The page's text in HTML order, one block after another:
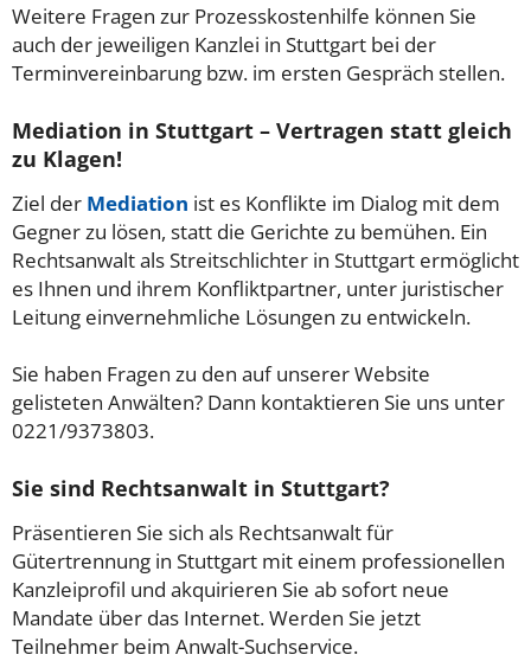
Weitere Fragen zur Prozesskostenhilfe können Sie
auch der jeweiligen Kanzlei in Stuttgart bei der
Terminvereinbarung bzw. im ersten Gespräch stellen.
Mediation in Stuttgart – Vertragen statt gleich
zu Klagen!
Ziel der Mediation ist es Konflikte im Dialog mit dem
Gegner zu lösen, statt die Gerichte zu bemühen. Ein
Rechtsanwalt als Streitschlichter in Stuttgart ermöglicht
es Ihnen und ihrem Konfliktpartner, unter juristischer
Leitung einvernehmliche Lösungen zu entwickeln.
Sie haben Fragen zu den auf unserer Website
gelisteten Anwälten? Dann kontaktieren Sie uns unter
0221/9373803.
Sie sind Rechtsanwalt in Stuttgart?
Präsentieren Sie sich als Rechtsanwalt für
Gütertrennung in Stuttgart mit einem professionellen
Kanzleiprofil und akquirieren Sie ab sofort neue
Mandate über das Internet. Werden Sie jetzt
Teilnehmer beim Anwalt-Suchservice.